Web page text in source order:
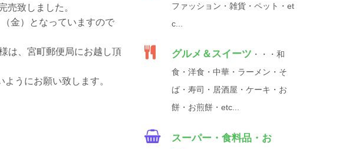
売致しました。
金）となっていますので
は、宮町郵便局にお越し頂
うにお願い致します。
ファッション・雑貨・ペット・et
c...
グルメ＆スイーツ ・・・和
食・洋食・中華・ラーメン・そ
ば・寿司・居酒屋・ケーキ・お
餅・お煎餅・etc...
スーパー・食料品・お